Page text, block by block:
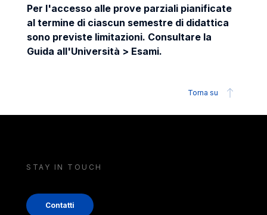
Per l'accesso alle prove parziali pianificate
al termine di ciascun semestre di didattica
sono previste limitazioni. Consultare la
Guida all'Università > Esami.
Torna su
STAY IN TOUCH
Contatti